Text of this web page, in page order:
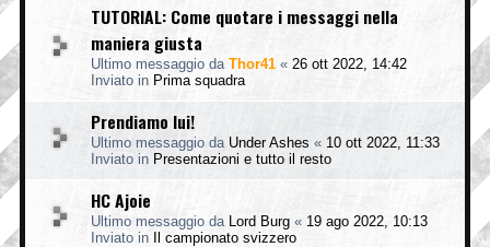
TUTORIAL: Come quotare i messaggi nella
maniera giusta
Ultimo messaggio da Thor41 « 26 ott 2022, 14:42
Inviato in Prima squadra
Prendiamo lui!
Ultimo messaggio da Under Ashes « 10 ott 2022, 11:33
Inviato in Presentazioni e tutto il resto
HC Ajoie
Ultimo messaggio da Lord Burg « 19 ago 2022, 10:13
Inviato in
Il campionato svizzero